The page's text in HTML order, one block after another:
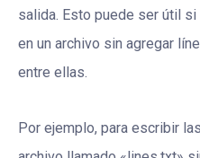
salida. Esto puede ser útil
en un archivo sin agregar
entre ellas.
Por ejemplo, para escribir